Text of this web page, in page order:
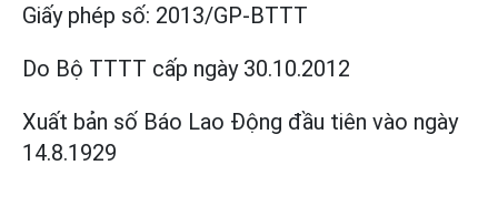
Giấy phép số: 2013/GP-BTTT
Do Bộ TTTT cấp ngày 30.10.2012
Xuất bản số Báo Lao Động đầu tiên vào ngày
14.8.1929